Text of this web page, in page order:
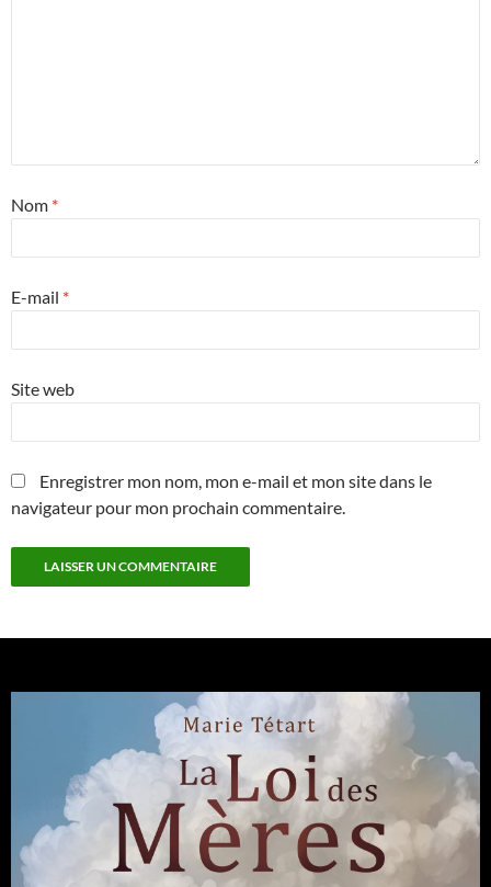
Nom *
E-mail *
Site web
Enregistrer mon nom, mon e-mail et mon site dans le
navigateur pour mon prochain commentaire.